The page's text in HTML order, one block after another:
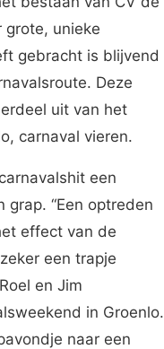
grote, unieke
gebracht is blijvend
Deze
uit van het
carnaval vieren.
een
grap. “Een optreden
effect van de
een trapje
en Jim
in Groenlo.
naar een